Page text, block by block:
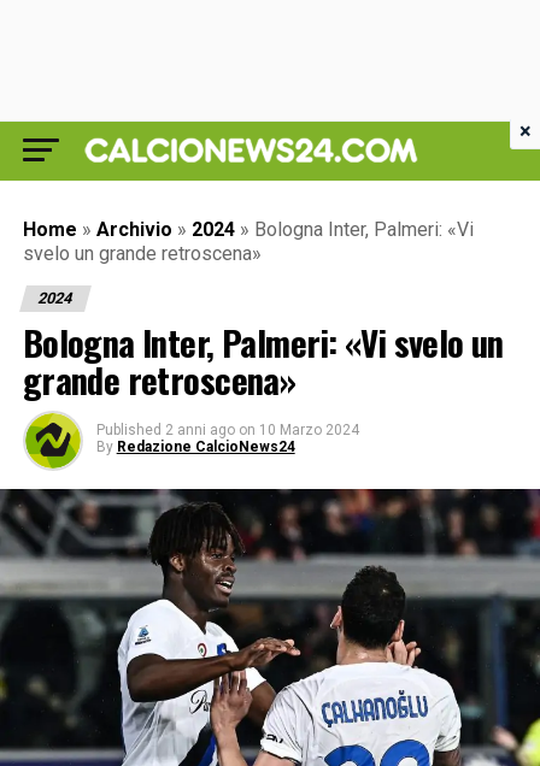
Home » Archivio » 2024 » Bologna Inter, Palmeri: «Vi
svelo un grande retroscena»
2024
Bologna Inter, Palmeri: «Vi svelo un
grande retroscena»
Published 2 anni ago on 10 Marzo 2024
By Redazione CalcioNews24
×